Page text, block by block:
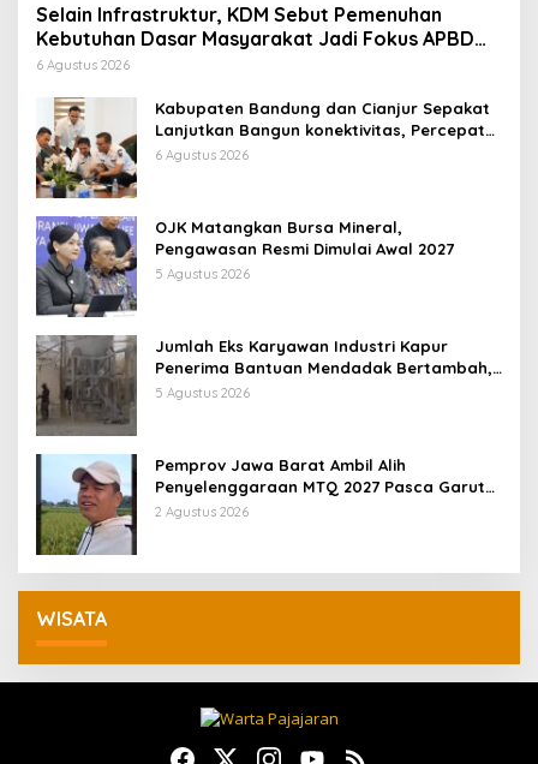
Selain Infrastruktur, KDM Sebut Pemenuhan
Kebutuhan Dasar Masyarakat Jadi Fokus APBD
Jabar 2027
6 Agustus 2026
Kabupaten Bandung dan Cianjur Sepakat
Lanjutkan Bangun konektivitas, Percepat
Pertumbuhan Ekonomi Daerah
6 Agustus 2026
OJK Matangkan Bursa Mineral,
Pengawasan Resmi Dimulai Awal 2027
5 Agustus 2026
Jumlah Eks Karyawan Industri Kapur
Penerima Bantuan Mendadak Bertambah,
KDM: Kita Identifikasi
5 Agustus 2026
Pemprov Jawa Barat Ambil Alih
Penyelenggaraan MTQ 2027 Pasca Garut
Mundur Jadi Tuan Rumah
2 Agustus 2026
WISATA